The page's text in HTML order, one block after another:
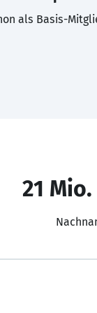
als Basis-
21